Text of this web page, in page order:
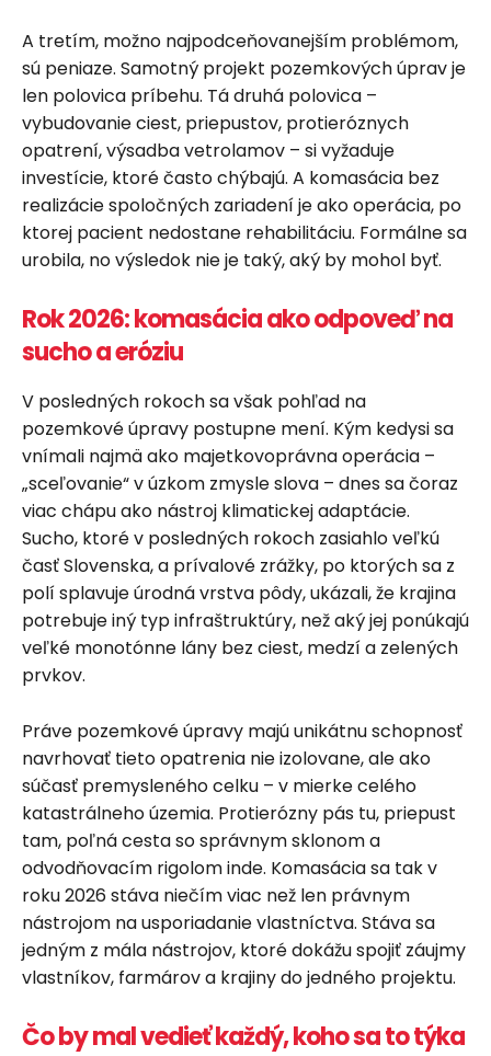
A tretím, možno najpodceňovanejším problémom,
sú peniaze. Samotný projekt pozemkových úprav je
len polovica príbehu. Tá druhá polovica –
vybudovanie ciest, priepustov, protieróznych
opatrení, výsadba vetrolamov – si vyžaduje
investície, ktoré často chýbajú. A komasácia bez
realizácie spoločných zariadení je ako operácia, po
ktorej pacient nedostane rehabilitáciu. Formálne sa
urobila, no výsledok nie je taký, aký by mohol byť.
Rok 2026: komasácia ako odpoveď na
sucho a eróziu
V posledných rokoch sa však pohľad na
pozemkové úpravy postupne mení. Kým kedysi sa
vnímali najmä ako majetkovoprávna operácia –
„sceľovanie“ v úzkom zmysle slova – dnes sa čoraz
viac chápu ako nástroj klimatickej adaptácie.
Sucho, ktoré v posledných rokoch zasiahlo veľkú
časť Slovenska, a prívalové zrážky, po ktorých sa z
polí splavuje úrodná vrstva pôdy, ukázali, že krajina
potrebuje iný typ infraštruktúry, než aký jej ponúkajú
veľké monotónne lány bez ciest, medzí a zelených
prvkov.
Práve pozemkové úpravy majú unikátnu schopnosť
navrhovať tieto opatrenia nie izolovane, ale ako
súčasť premysleného celku – v mierke celého
katastrálneho územia. Protierózny pás tu, priepust
tam, poľná cesta so správnym sklonom a
odvodňovacím rigolom inde. Komasácia sa tak v
roku 2026 stáva niečím viac než len právnym
nástrojom na usporiadanie vlastníctva. Stáva sa
jedným z mála nástrojov, ktoré dokážu spojiť záujmy
vlastníkov, farmárov a krajiny do jedného projektu.
Čo by mal vedieť každý, koho sa to týka